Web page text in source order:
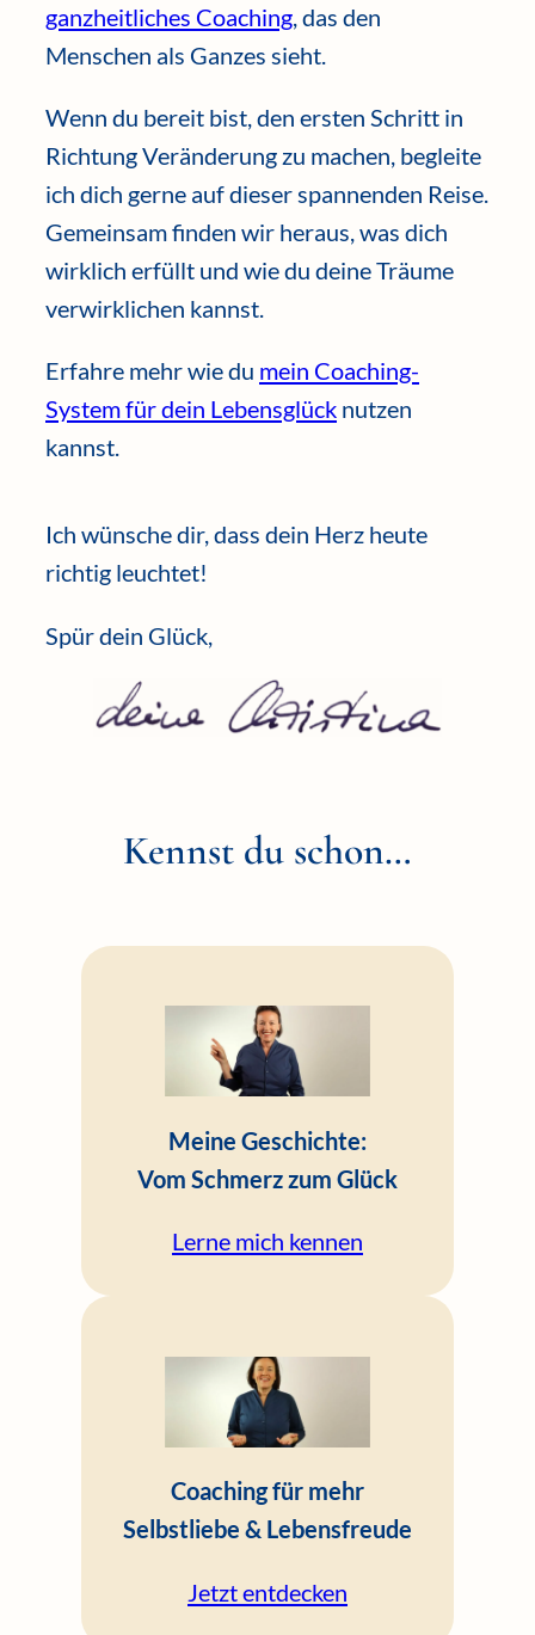
ganzheitliches Coaching , das den
Menschen als Ganzes sieht.
Wenn du bereit bist, den ersten Schritt in
Richtung Veränderung zu machen, begleite
ich dich gerne auf dieser spannenden Reise.
Gemeinsam finden wir heraus, was dich
wirklich erfüllt und wie du deine Träume
verwirklichen kannst.
Erfahre mehr wie du mein Coaching-
System für dein Lebensglück nutzen
kannst.
Ich wünsche dir, dass dein Herz heute
richtig leuchtet!
Spür dein Glück,
Kennst du schon…
Meine Geschichte:
Vom Schmerz zum Glück
Lerne mich kennen
Coaching für mehr
Selbstliebe & Lebensfreude
Jetzt entdecken